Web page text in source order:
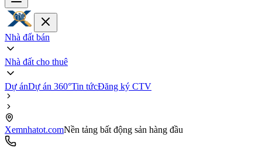
Nhà đất bán
Nhà đất cho thuê
Dự ánDự án 360°Tin tứcĐăng ký CTV
Xemnhatot.comNền tảng bất động sản hàng đầu